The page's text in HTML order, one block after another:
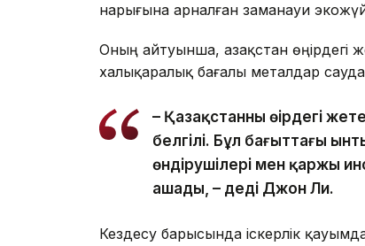
нарығына арналған заманауи
Оның айтуынша, Қазақстан өңірдегі
халықаралық бағалы металдар
– Қазақстанның өңірдегі
белгілі. Бұл бағыттағы
өндірушілері мен қаржы
ашады, – деді Джон Ли.
Кездесу барысында іскерлік